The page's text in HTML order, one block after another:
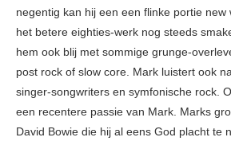
negentig kan hij een een flinke portie new
het betere eighties-werk nog steeds
hem ook blij met sommige grunge-
post rock of slow core. Mark luistert ook
singer-songwriters en symfonische rock.
een recentere passie van Mark. Marks
David Bowie die hij al eens God placht te